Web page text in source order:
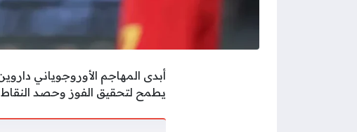
أبدى المهاجم الأوروجوياني
يطمح لتحقيق الفوز وحصد النقاط